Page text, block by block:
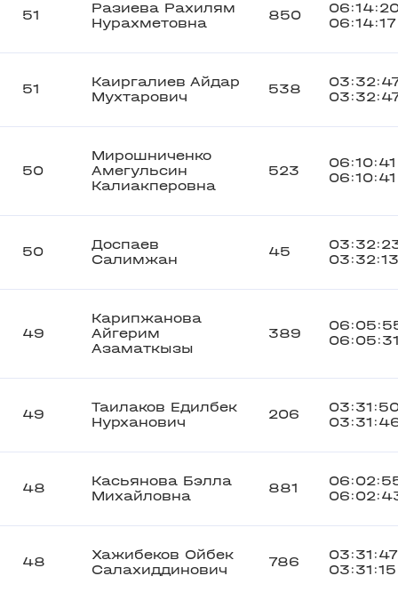
51
Разиева Рахилям
Нурахметовна
850
06:14:17
51
Каиргалиев Айдар
Мухтарович
538
50
Мирошниченко
Амегульсин
Калиакперовна
523
06:10:41
06:10:41
50
Доспаев
Салимжан
45
03:32:13
49
Карипжанова
Айгерим
Азаматкызы
389
49
Таилаков Едилбек
Нурханович
206
48
Касьянова Бэлла
Михайловна
881
48
Хажибеков Ойбек
Салахиддинович
786
03:31:47
03:31:15